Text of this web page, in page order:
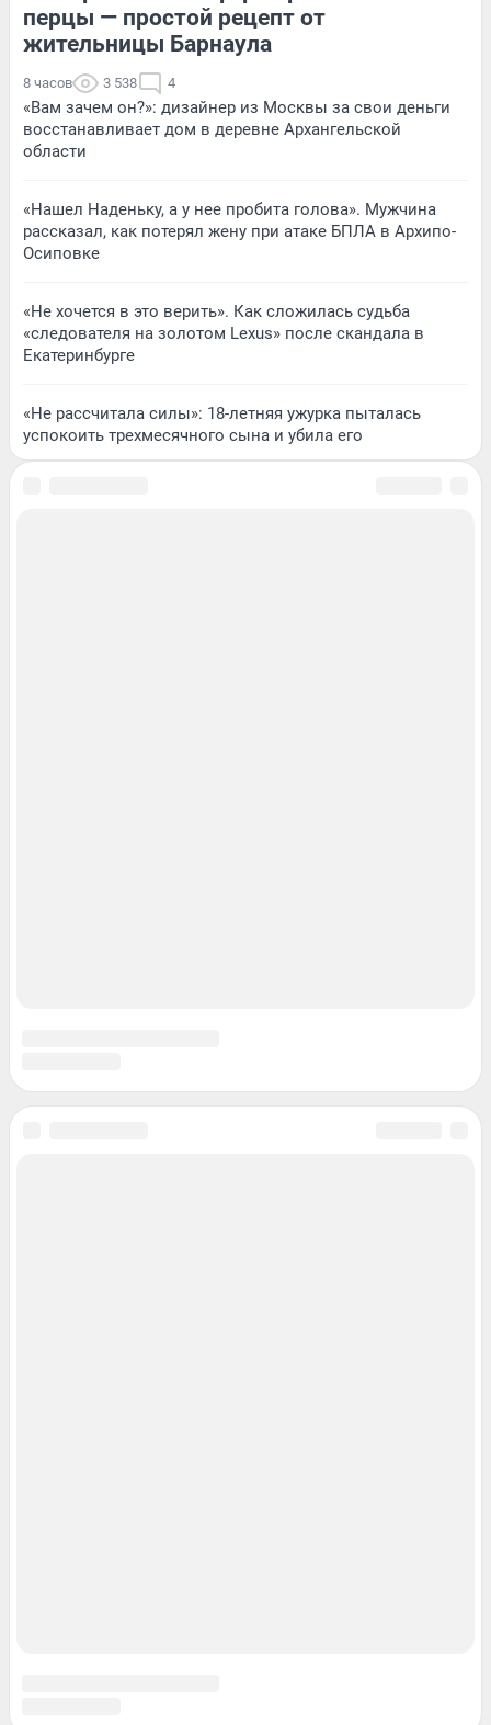
перцы — простой рецепт от
жительницы Барнаула
8 часов 3 538 4
«Вам зачем он?»: дизайнер из Москвы за свои деньги
восстанавливает дом в деревне Архангельской
области
«Нашел Наденьку, а у нее пробита голова». Мужчина
рассказал, как потерял жену при атаке БПЛА в Архипо-
Осиповке
«Не хочется в это верить». Как сложилась судьба
«следователя на золотом Lexus» после скандала в
Екатеринбурге
«Не рассчитала силы»: 18-летняя ужурка пыталась
успокоить трехмесячного сына и убила его